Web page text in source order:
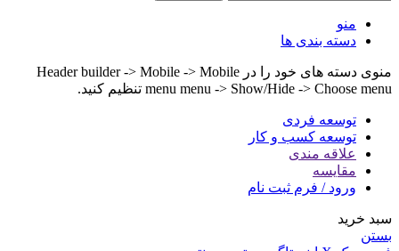
منو
دسته بندی ها
منوی دسته های خود را در Header builder -> Mobile -> Mobile
menu menu -> Show/Hide -> Choose menu تنظیم کنید.
توسعه فردی
توسعه کسب و کار
علاقه مندی
مقایسه
ورود / فرم ثبت نام
سبد خرید
بستن